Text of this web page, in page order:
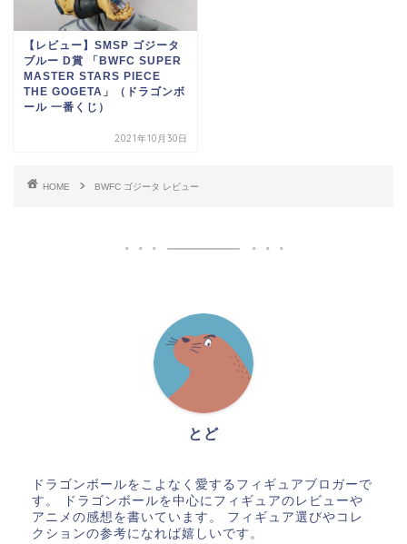
【レビュー】SMSP ゴジータ
ブルー D賞 「BWFC SUPER
MASTER STARS PIECE
THE GOGETA」（ドラゴンボ
ール 一番くじ）
2021年10月30日
HOME BWFC ゴジータ レビュー
とど
ドラゴンボールをこよなく愛するフィギュアブロガーで
す。 ドラゴンボールを中心にフィギュアのレビューや
アニメの感想を書いています。 フィギュア選びやコレ
クションの参考になれば嬉しいです。